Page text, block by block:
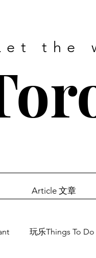
the
Article 文章
玩乐Things To Do